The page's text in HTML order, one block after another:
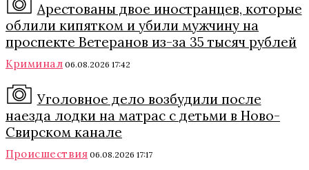
Арестованы двое иностранцев, которые
облили кипятком и убили мужчину на
проспекте Ветеранов из-за 35 тысяч рублей
Криминал 06.08.2026 17:42
Уголовное дело возбудили после
наезда лодки на матрас с детьми в Ново-
Свирском канале
Происшествия 06.08.2026 17:17